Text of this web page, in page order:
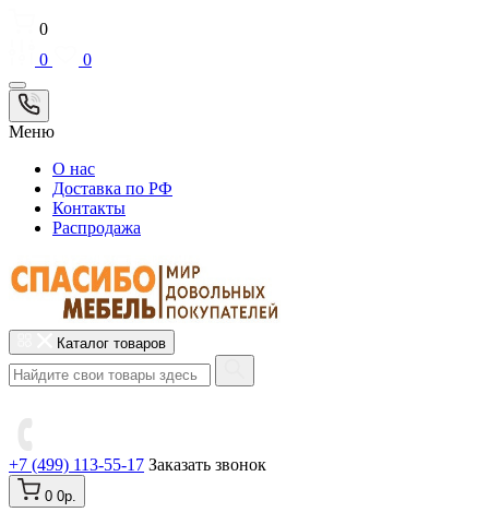
0
0
0
Меню
О нас
Доставка по РФ
Контакты
Распродажа
Каталог товаров
+7 (499) 113-55-17 Заказать звонок
0 0р.